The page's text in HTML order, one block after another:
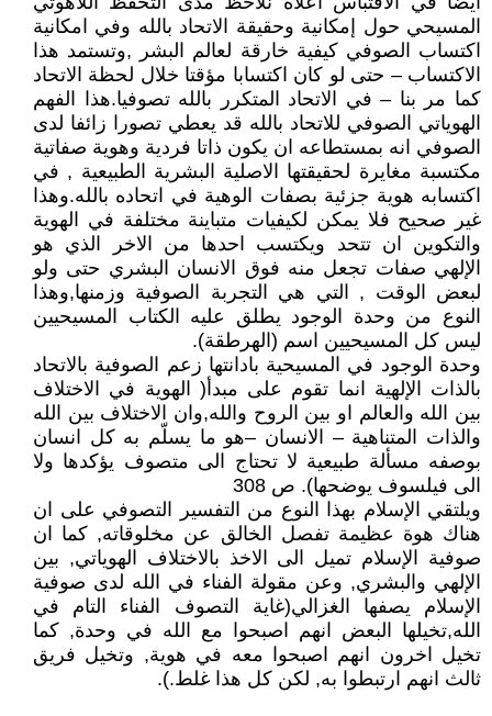
المسيحي حول إمكانية وحقيقة الاتحاد بالله وفي امكانية
اكتساب الصوفي كيفية خارقة لعالم البشر ,وتستمد هذا
الاكتساب – حتى لو كان اكتسابا مؤقتا خلال لحظة الاتحاد
كما مر بنا – في الاتحاد المتكرر بالله تصوفيا.هذا الفهم
الهوياتي الصوفي للاتحاد بالله قد يعطي تصورا زائفا لدى
الصوفي انه بمستطاعه ان يكون ذاتا فردية وهوية صفاتية
مكتسبة مغايرة لحقيقتها الاصلية البشرية الطبيعية , في
اكتسابه هوية جزئية بصفات الوهية في اتحاده بالله.وهذا
غير صحيح فلا يمكن لكيفيات متباينة مختلفة في الهوية
والتكوين ان تتحد ويكتسب احدها من الاخر الذي هو
الإلهي صفات تجعل منه فوق الانسان البشري حتى ولو
لبعض الوقت , التي هي التجربة الصوفية وزمنها,وهذا
النوع من وحدة الوجود يطلق عليه الكتاب المسيحيين
ليس كل المسيحيين اسم (الهرطقة).
وحدة الوجود في المسيحية بادانتها زعم الصوفية بالاتحاد
بالذات الإلهية انما تقوم على مبدأ( الهوية في الاختلاف
بين الله والعالم او بين الروح والله,وان الاختلاف بين الله
والذات المتناهية – الانسان –هو ما يسلّم به كل انسان
بوصفه مسألة طبيعية لا تحتاج الى متصوف يؤكدها ولا
الى فيلسوف يوضحها). ص 308
ويلتقي الإسلام بهذا النوع من التفسير التصوفي على ان
هناك هوة عظيمة تفصل الخالق عن مخلوقاته, كما ان
صوفية الإسلام تميل الى الاخذ بالاختلاف الهوياتي, بين
الإلهي والبشري, وعن مقولة الفناء في الله لدى صوفية
الإسلام يصفها الغزالي(غاية التصوف الفناء التام في
الله,تخيلها البعض انهم اصبحوا مع الله في وحدة, كما
تخيل اخرون انهم اصبحوا معه في هوية, وتخيل فريق
ثالث انهم ارتبطوا به, لكن كل هذا غلط.).